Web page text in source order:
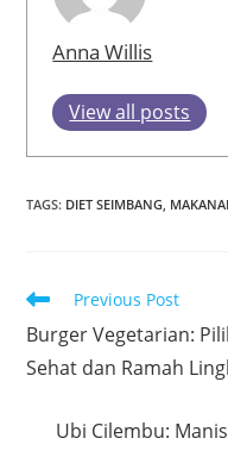
Anna Willis
View all posts
TAGS: DIET SEIMBANG,
Read
articles
Previous Post
Burger Vegetarian:
Sehat dan Ramah
Ubi Cilembu: